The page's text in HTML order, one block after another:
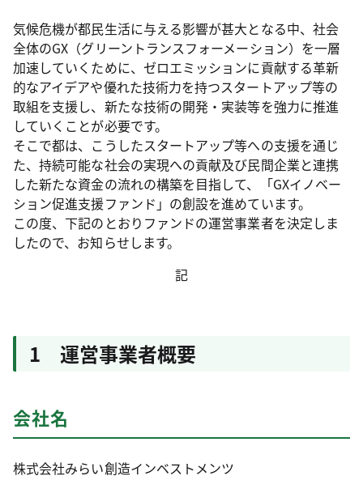
気候危機が都民生活に与える影響が甚大となる中、社会
全体のGX（グリーントランスフォーメーション）を一層
加速していくために、ゼロエミッションに貢献する革新
的なアイデアや優れた技術力を持つスタートアップ等の
取組を支援し、新たな技術の開発・実装等を強力に推進
していくことが必要です。
そこで都は、こうしたスタートアップ等への支援を通じ
た、持続可能な社会の実現への貢献及び民間企業と連携
した新たな資金の流れの構築を目指して、「GXイノベー
ション促進支援ファンド」の創設を進めています。
この度、下記のとおりファンドの運営事業者を決定しま
したので、お知らせします。
記
1 運営事業者概要
会社名
株式会社みらい創造インベストメンツ